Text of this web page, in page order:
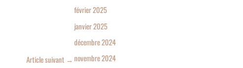
Article suivant →
février 2025
janvier 2025
décembre 2024
novembre 2024